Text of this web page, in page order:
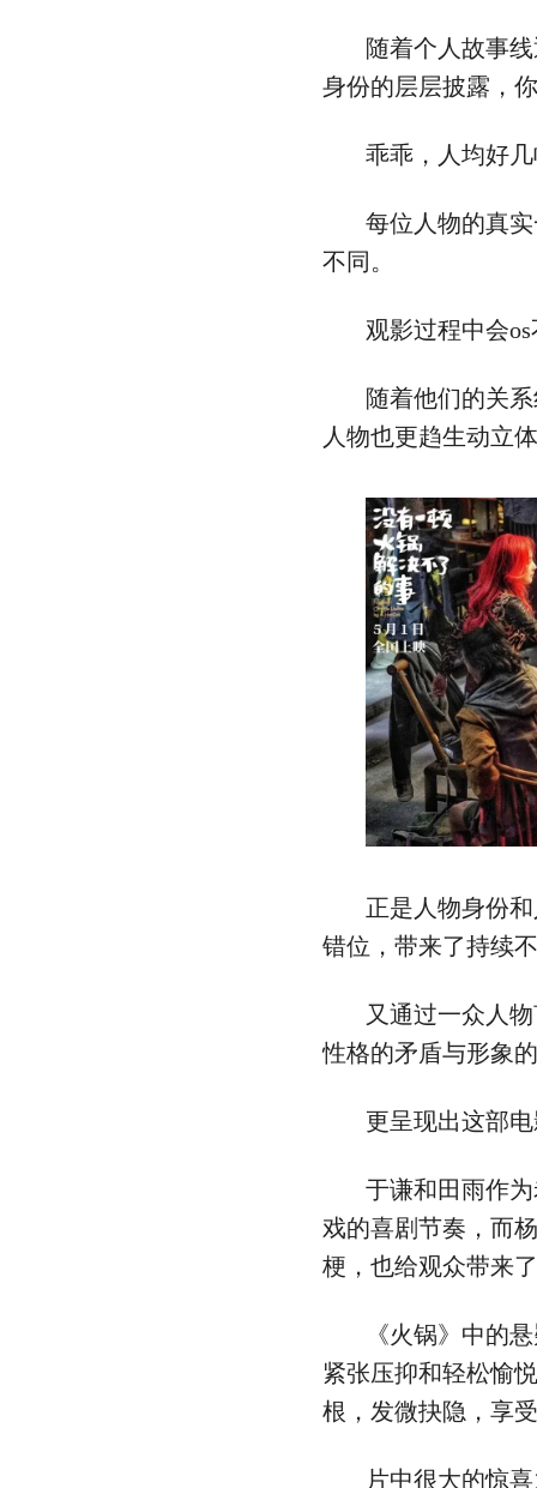
随着个人故事
身份的层层披露，
乖乖，人均好
每位人物的真
不同。
观影过程中会
随着他们的关
人物也更趋生动立
正是人物身份
错位，带来了持续
又通过一众人
性格的矛盾与形象
更呈现出这部
于谦和田雨作
戏的喜剧节奏，而
梗，也给观众带来
《火锅》中的
紧张压抑和轻松愉
根，发微抉隐，享
片中很大的惊